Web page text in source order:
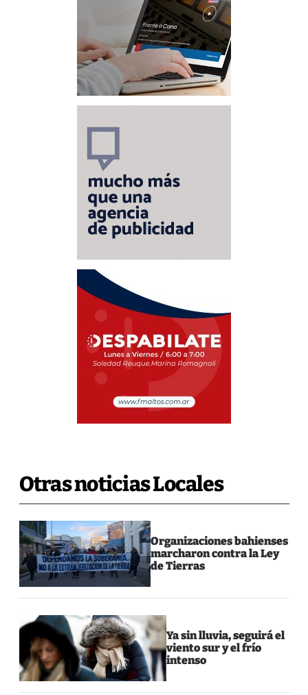
Otras noticias Locales
Organizaciones bahienses
marcharon contra la Ley
de Tierras
Ya sin lluvia, seguirá el
viento sur y el frío
intenso